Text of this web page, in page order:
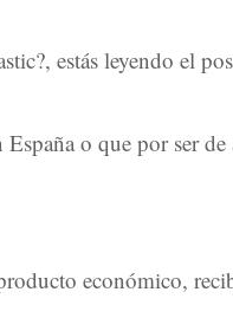
estás leyendo el
o que por ser de
económico,